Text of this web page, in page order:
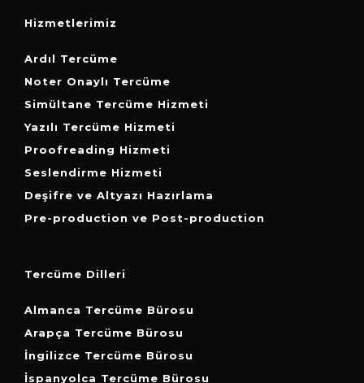
Hizmetlerimiz
Ardıl Tercüme
Noter Onaylı Tercüme
Simültane Tercüme Hizmeti
Yazılı Tercüme Hizmeti
Proofreading Hizmeti
Seslendirme Hizmeti
Deşifre ve Altyazı Hazırlama
Pre-production ve Post-production
Tercüme Dilleri
Almanca Tercüme Bürosu
Arapça Tercüme Bürosu
İngilizce Tercüme Bürosu
İspanyolca Tercüme Bürosu